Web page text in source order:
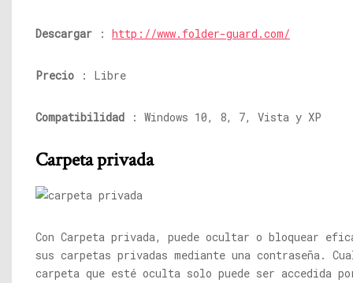
Descargar : http://www.folder-guard.com/
Precio : Libre
Compatibilidad : Windows 10, 8, 7, Vista y XP
Carpeta privada
Con Carpeta privada, puede ocultar o bloquear
sus carpetas privadas mediante una contraseña.
carpeta que esté oculta solo puede ser accedida